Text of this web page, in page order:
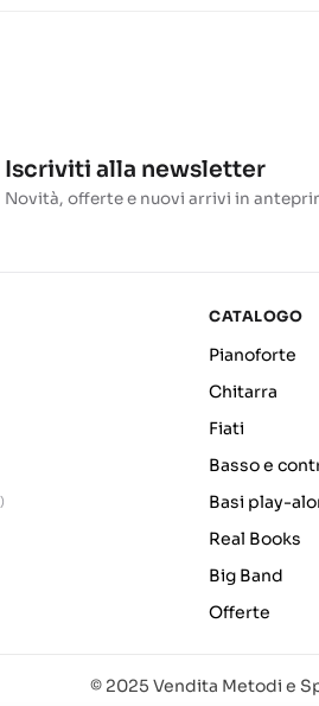
Iscriviti alla newsletter
Novità, offerte e nuovi arrivi in
CATALOGO
Pianoforte
Chitarra
Fiati
Basso e
Basi play-
Real Books
Big Band
Offerte
© 2025 Vendita Metodi e